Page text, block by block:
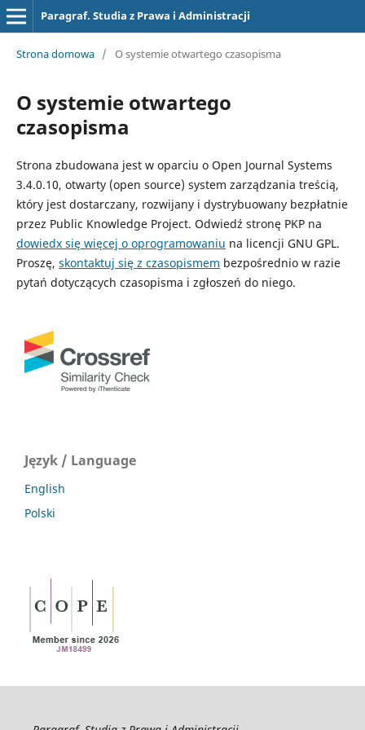
Paragraf. Studia z Prawa i Administracji
Strona domowa / O systemie otwartego czasopisma
O systemie otwartego
czasopisma
Strona zbudowana jest w oparciu o Open Journal Systems
3.4.0.10, otwarty (open source) system zarządzania treścią,
który jest dostarczany, rozwijany i dystrybuowany bezpłatnie
przez Public Knowledge Project. Odwiedź stronę PKP na
dowiedx się więcej o oprogramowaniu na licencji GNU GPL.
Proszę, skontaktuj się z czasopismem bezpośrednio w razie
pytań dotyczących czasopisma i zgłoszeń do niego.
Język / Language
English
Polski